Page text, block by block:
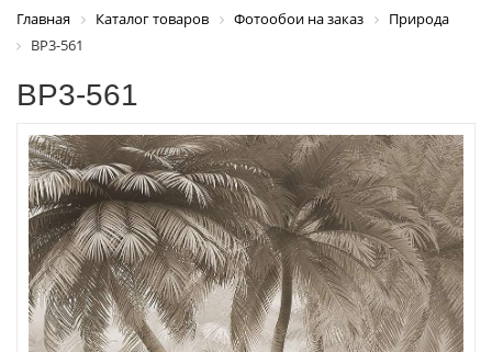
Главная Каталог товаров Фотообои на заказ
Природа
ВР3-561
ВР3-561